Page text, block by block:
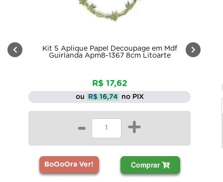
Kit 5 Aplique Papel Decoupage em Mdf
Guirlanda Apm8-1367 8cm Litoarte
R$ 17,62
ou R$ 16,74 no PIX
- +
BoOoOra Ver! Comprar